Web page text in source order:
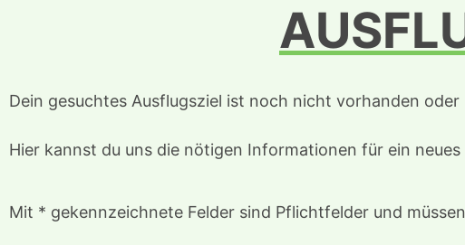
Dein gesuchtes Ausflugsziel ist noch nicht vorhanden oder
Hier kannst du uns die nötigen Informationen für ein
Mit * gekennzeichnete Felder sind Pflichtfelder und